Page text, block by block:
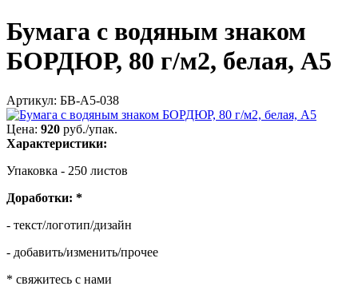
Бумага с водяным знаком
БОРДЮР, 80 г/м2, белая, А5
Артикул: БВ-А5-038
Цена: 920 руб./упак.
Характеристики:
Упаковка - 250 листов
Доработки: *
- текст/логотип/дизайн
- добавить/изменить/прочее
* свяжитесь с нами